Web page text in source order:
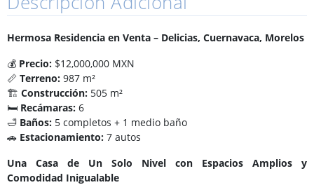
Hermosa Residencia en Venta – Delicias, Cuernavaca, Morelos
💰 Precio: $12,000,000 MXN
📏 Terreno: 987 m²
🏗 Construcción: 505 m²
🛏 Recámaras: 6
🛁 Baños: 5 completos + 1 medio baño
🚗 Estacionamiento: 7 autos
Una Casa de Un Solo Nivel con Espacios Amplios y
Comodidad Inigualable